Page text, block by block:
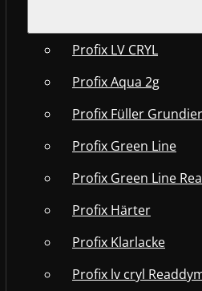
Profix LV CRYL
Profix Aqua 2g
Profix Füller
Profix Green Line
Profix Green Line
Profix Härter
Profix Klarlacke
Profix lv cryl